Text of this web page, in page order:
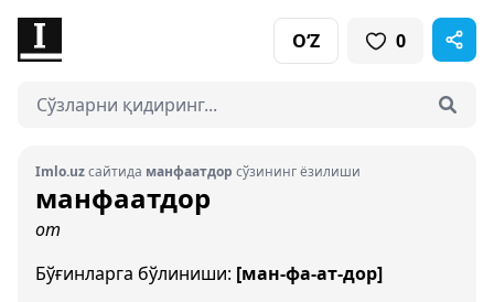
O‘Z 0
Imlo.uzсайтида манфаатдор сўзининг ёзилиши
манфаатдор
от
Бўғинларга бўлиниши: [ман-фа-ат-дор]